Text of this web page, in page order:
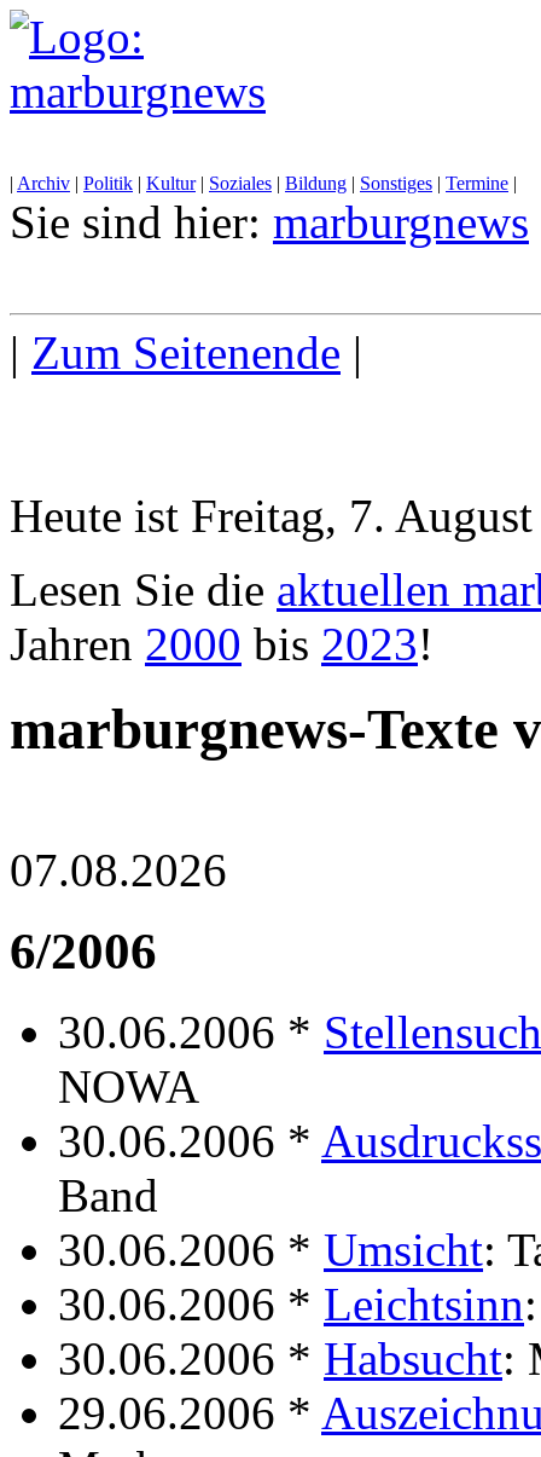
| Archiv | Politik | Kultur| Soziales | Bildung | Sonstiges | Termine |
Sie sind hier: marburgnews
| Zum Seitenende |
Heute ist Freitag, 7.
Lesen Sie die aktuellen
Jahren 2000 bis 2023!
marburgnews-Texte
07.08.2026
6/2006
30.06.2006 *
NOWA
30.06.2006 *
Band
30.06.2006 * Umsicht:
30.06.2006 * Leichtsinn
30.06.2006 * Habsucht:
29.06.2006 *